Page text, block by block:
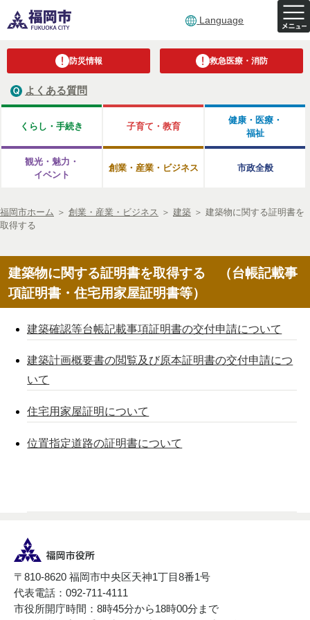
Language
防災情報 救急医療・消防
よくある質問
くらし・手続き 子育て・教育
健康・医療・
福祉
観光・魅力・
イベント
創業・産業・ビジネス 市政全般
福岡市ホーム ＞ 創業・産業・ビジネス ＞ 建築 ＞ 建築物に関する証明書を
取得する
建築物に関する証明書を取得する （台帳記載事
項証明書・住宅用家屋証明書等）
建築確認等台帳記載事項証明書の交付申請について
建築計画概要書の閲覧及び原本証明書の交付申請につ
いて
住宅用家屋証明について
位置指定道路の証明書について
〒810-8620 福岡市中央区天神1丁目8番1号
代表電話：092-711-4111
市役所開庁時間：8時45分から18時00分まで